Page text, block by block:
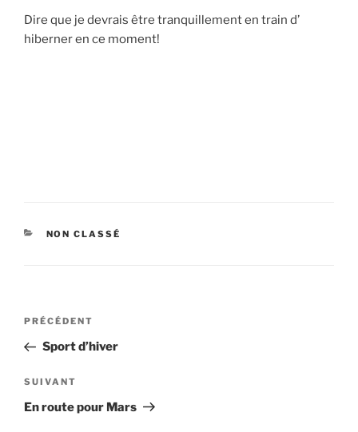
Dire que je devrais être tranquillement en train d’
hiberner en ce moment!
CATÉGORIES
NON CLASSÉ
Navigation
l’article
Article
précédent
PRÉCÉDENT
Sport d’hiver
Article
suivant
SUIVANT
En route pour Mars